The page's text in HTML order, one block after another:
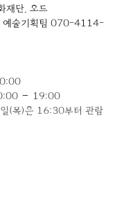
재단, 오드
예술기획팀 070-4114-
– 19:00
(목)은 16:30부터 관람